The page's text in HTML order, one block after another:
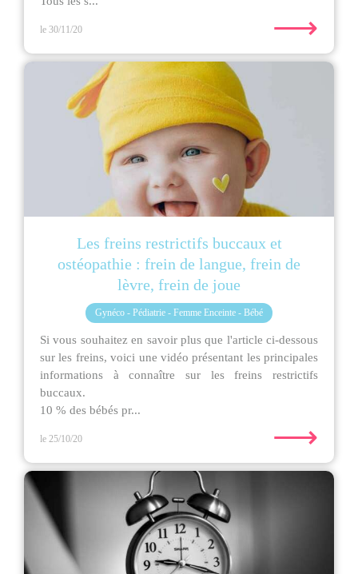
le 30/11/20 ⟶
Les freins restrictifs buccaux et
ostéopathie : frein de langue, frein de
lèvre, frein de joue
Gynéco - Pédiatrie - Femme Enceinte - Bébé
Si vous souhaitez en savoir plus que l'article ci-dessous
sur les freins, voici une vidéo présentant les principales
informations à connaître sur les freins restrictifs
buccaux.
10 % des bébés pr...
le 25/10/20 ⟶